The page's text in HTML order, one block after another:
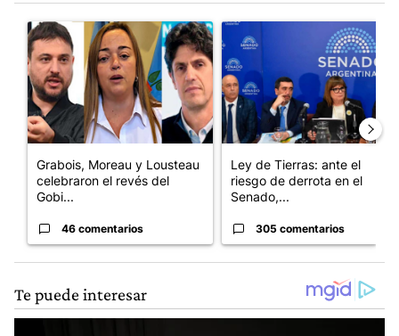
Un artículo de tendencia con el título "Grabois, Moreau y
Grabois, Moreau y Lousteau
celebraron el revés del
Gobi...
46 comentarios
Un artículo de tendencia con
Ley de Tierras: ante el
riesgo de derrota en el
Senado,...
305 comentarios